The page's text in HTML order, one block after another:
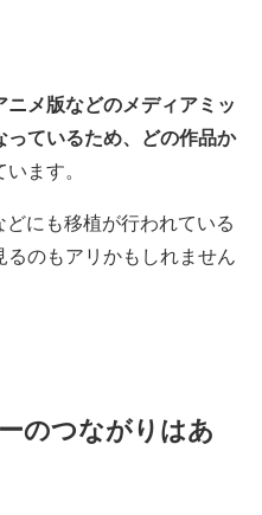
ニメ版などのメディアミッ
っているため、どの作品か
います。
どにも移植が行われている
のもアリかもしれません
のつながりはあ